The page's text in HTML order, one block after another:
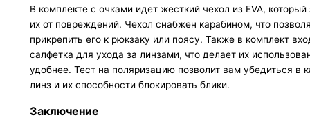
В комплекте с очками идет жесткий чехол из EVA,
их от повреждений. Чехол снабжен карабином, что
прикрепить его к рюкзаку или поясу. Также в комплект
салфетка для ухода за линзами, что делает их
удобнее. Тест на поляризацию позволит вам убедиться в
линз и их способности блокировать блики.
Заключение